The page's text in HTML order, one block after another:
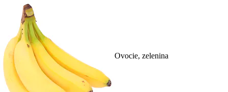
Ovocie, zelenina